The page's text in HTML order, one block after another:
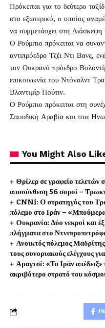
Πρόκειται για το δεύτερο
στο εξωτερικό, ο οποίος
να συμμετάσχει στη
Ο Ρούμπιο πρόκειται να
αντιπρόεδρο Τζέι Ντι Βανς,
τον Ουκρανό πρόεδρο
επικοινωνία του Ντόναλντ
Βλαντιμίρ Πούτιν.
Ο Ρούμπιο πρόκειται στη
Σαουδική Αραβία και στα
You Might Also
Θρίλερ σε γραφείο τελετών
αποσύνθεση 56 σοροί –
CNNi: Ο στρατηγός του
πόλεμο στο Ιράν –
Ουκρανία: Δύο νεκροί και
πλήγματα στο
Ανοικτός πόλεμος
τους συνοριακούς ελέγχους
Αραγτσί: «Το Ιράν
ακριβότερο στρατό του